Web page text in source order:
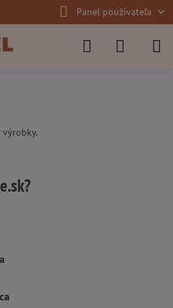
Panel používateľa